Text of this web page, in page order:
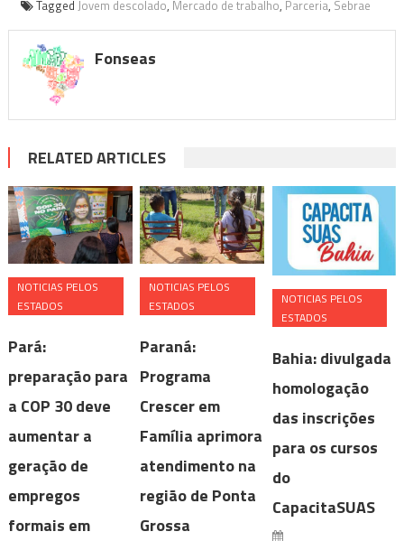
Tagged Jovem descolado, Mercado de trabalho, Parceria, Sebrae
Fonseas
RELATED ARTICLES
NOTICIAS PELOS
ESTADOS
Pará:
preparação para
a COP 30 deve
aumentar a
geração de
empregos
formais em
NOTICIAS PELOS
ESTADOS
Paraná:
Programa
Crescer em
Família aprimora
atendimento na
região de Ponta
Grossa
NOTICIAS PELOS
ESTADOS
Bahia: divulgada
homologação
das inscrições
para os cursos
do
CapacitaSUAS